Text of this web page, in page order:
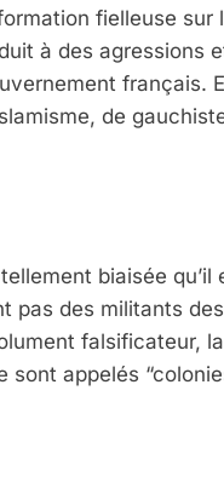
fielleuse sur
à des agressions
français.
de
biaisée qu’il
pas des militants
falsificateur,
appelés